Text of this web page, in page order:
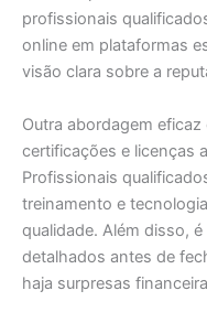
profissionais
online em plataformas
visão clara sobre a
Outra abordagem
certificações e licenças
Profissionais
treinamento e
qualidade. Além disso,
detalhados antes de
haja surpresas